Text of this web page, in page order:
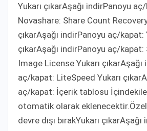
Yukarı çıkarAşağı indirPanoyu
Novashare: Share Count
çıkarAşağı indirPanoyu aç/kapat:
çıkarAşağı indirPanoyu aç/
Image License Yukarı çıkarAşağı
aç/kapat: LiteSpeed Yukarı
aç/kapat: İçerik tablosu
otomatik olarak
devre dışı bırakYukarı